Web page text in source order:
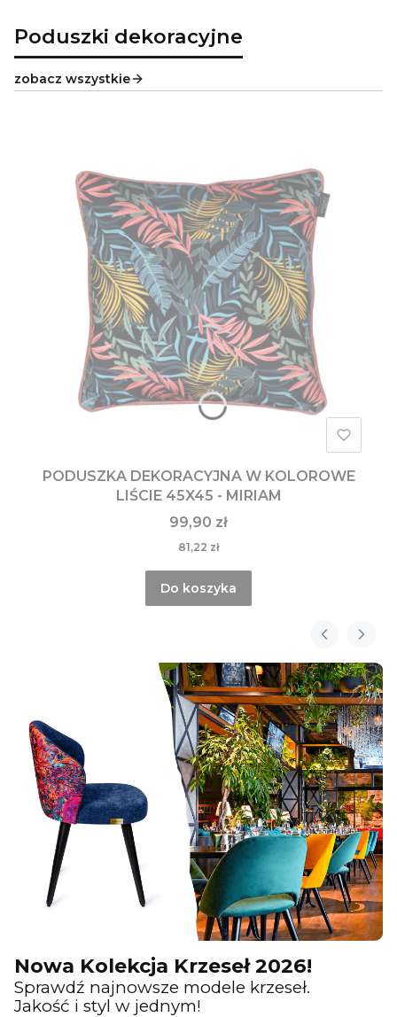
Poduszki dekoracyjne
zobacz wszystkie
PODUSZKA DEKORACYJNA W KOLOROWE
LIŚCIE 45X45 - MIRIAM
99,90 zł
81,22 zł
Do koszyka
Nowa Kolekcja Krzeseł 2026!
Sprawdź najnowsze modele krzeseł.
Jakość i styl w jednym!